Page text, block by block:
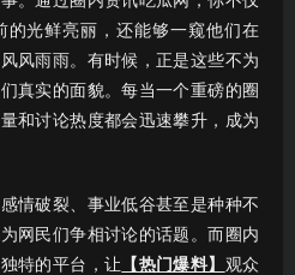
的光鲜亮丽，还能够一窥他们在
风雨雨。有时候，正是这些不为
真实的面貌。每当一个重磅的圈
和讨论热度都会迅速攀升，成为
情破裂、事业低谷甚至是种种不
网民们争相讨论的话题。而圈内
特的平台，让 【热门爆料】 观众